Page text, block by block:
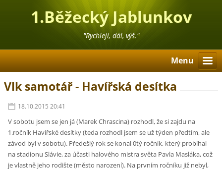
1.Běžecký Jablunkov
"Rychleji, dál, výš."
Menu
Vlk samotář - Havířská desítka
18.10.2015 20:41
V sobotu jsem se jen já (Marek Chrascina) rozhodl, že si zajdu na
1.ročník Havířské desítky (teda rozhodl jsem se už týden předtím, ale
závod byl v sobotu). Předešlý rok se konal 0tý ročník, který probíhal
na stadionu Slávie, za účasti halového mistra světa Pavla Masláka, což
je vlastně jeho rodište (město narození). Na prvním ročníku již nebyl,